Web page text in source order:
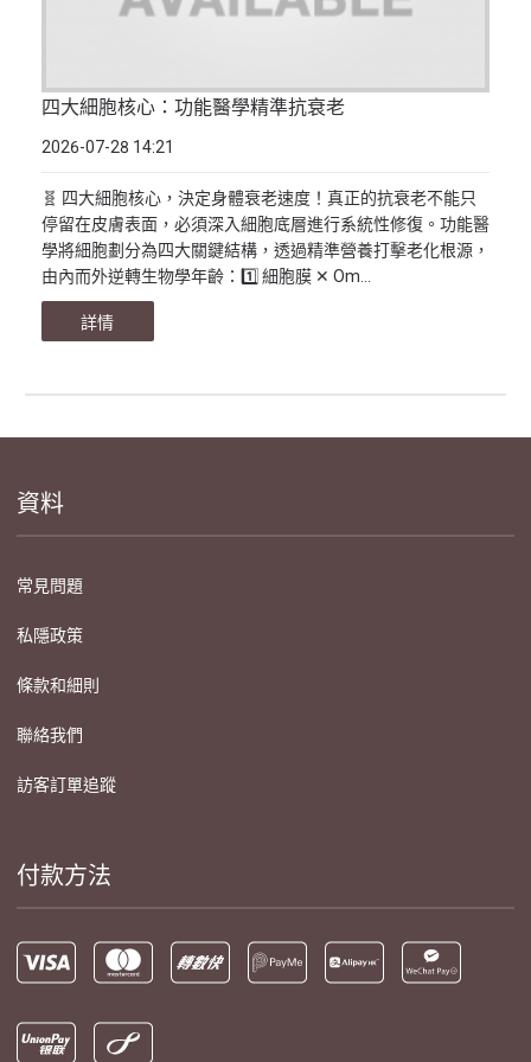
四大細胞核心：功能醫學精準抗衰老
2026-07-28 14:21
🧬 四大細胞核心，決定身體衰老速度！真正的抗衰老不能只
停留在皮膚表面，必須深入細胞底層進行系統性修復。功能醫
學將細胞劃分為四大關鍵結構，透過精準營養打擊老化根源，
由內而外逆轉生物學年齡：1️⃣ 細胞膜 ✕ Om...
詳情
資料
常見問題
私隱政策
條款和細則
聯絡我們
訪客訂單追蹤
付款方法